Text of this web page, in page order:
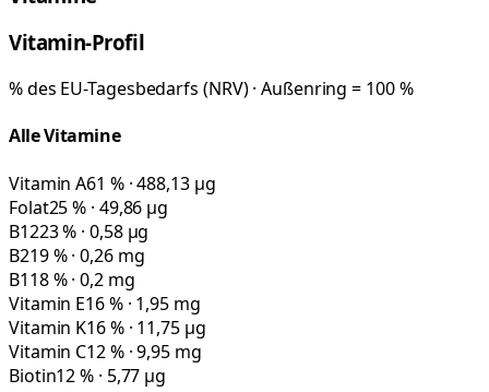
Vitamin-Profil
% des EU-Tagesbedarfs (NRV) · Außenring = 100 %
Alle Vitamine
Vitamin A61 % · 488,13 µg
Folat25 % · 49,86 µg
B1223 % · 0,58 µg
B219 % · 0,26 mg
B118 % · 0,2 mg
Vitamin E16 % · 1,95 mg
Vitamin K16 % · 11,75 µg
Vitamin C12 % · 9,95 mg
Biotin12 % · 5,77 µg